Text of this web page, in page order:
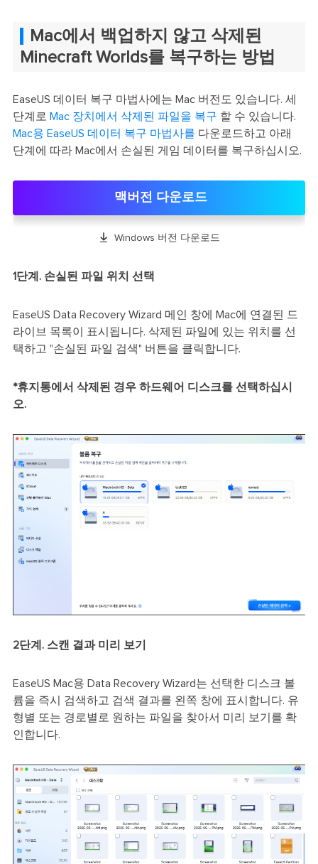
Mac에서 백업하지 않고 삭제된
Minecraft Worlds를 복구하는 방법
EaseUS 데이터 복구 마법사에는 Mac 버전도 있습니다. 세
단계로 Mac 장치에서 삭제된 파일을 복구 할 수 있습니다.
Mac용 EaseUS 데이터 복구 마법사를 다운로드하고 아래
단계에 따라 Mac에서 손실된 게임 데이터를 복구하십시오.
맥버전 다운로드
 Windows 버전 다운로드
1단계. 손실된 파일 위치 선택
EaseUS Data Recovery Wizard 메인 창에 Mac에 연결된 드
라이브 목록이 표시됩니다. 삭제된 파일에 있는 위치를 선
택하고 "손실된 파일 검색" 버튼을 클릭합니다.
*휴지통에서 삭제된 경우 하드웨어 디스크를 선택하십시
오.
2단계. 스캔 결과 미리 보기
EaseUS Mac용 Data Recovery Wizard는 선택한 디스크 볼
륨을 즉시 검색하고 검색 결과를 왼쪽 창에 표시합니다. 유
형별 또는 경로별로 원하는 파일을 찾아서 미리 보기를 확
인합니다.